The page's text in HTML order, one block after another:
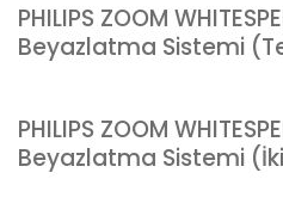
PHILIPS ZOOM
Beyazlatma Sistemi
PHILIPS ZOOM
Beyazlatma Sistemi